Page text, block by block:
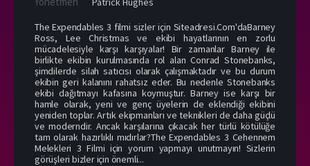
The Expendables 3 filmi sizler için Siteadresi.Com'daBarney
Ross, Lee Christmas ve ekibi hayatlarının en zorlu
mücadelesiyle karşı karşıyalar! Bir zamanlar Barney ile
birlikte ekibin kurulmasında rol alan Conrad Stonebanks,
şimdilerde silah satıcısı olarak çalışmaktadır ve bu durum
ekibin geri kalanını rahatsız eder. Bu nedenle Stonebanks
ekibi dağıtmayı kafasına koymuştur. Barney ise karşı bir
hamle olarak, yeni ve genç üyelerin de eklendiği ekibini
yeniden toplar. Artık ekipmanları ve teknikleri de daha güçlü
ve moderndir. Ancak karşılarına çıkacak her türlü kötülüğe
tam olarak hazırlıklı mıdırlar?The Expendables 3 Cehennem
Melekleri 3 Filmi için yorum yapmayı unutmayın! Sizlerin
görüşleri bizler için önemli...